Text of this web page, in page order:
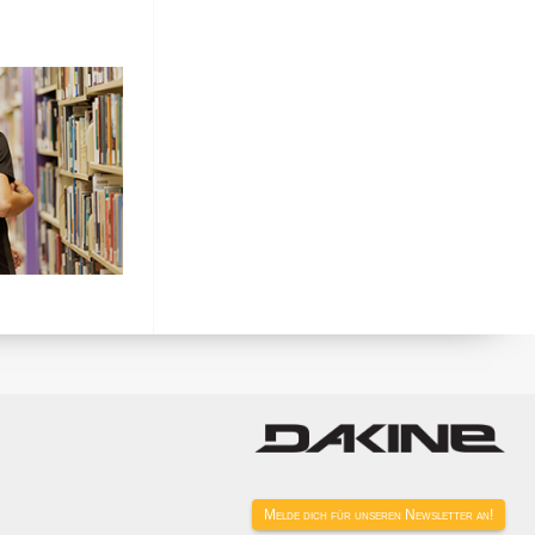
Melde dich für unseren Newsletter an!